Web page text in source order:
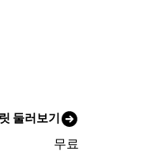
둘러보기
무료